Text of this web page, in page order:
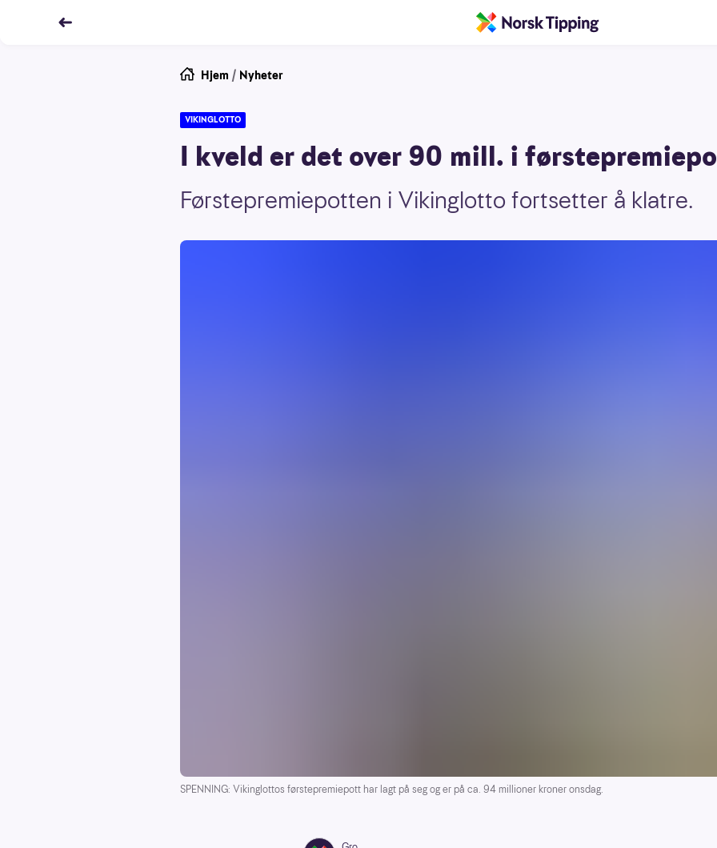
Hjem / Nyheter
VIKINGLOTTO
I kveld er det over 90 mill. i
Førstepremiepotten i Vikinglotto fortsetter å klatre.
SPENNING: Vikinglottos førstepremiepott har lagt på seg og er på ca. 94 millioner kroner onsdag.